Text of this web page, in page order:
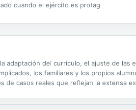
cuando el ejército es protag
adaptación del currículo, el ajuste de las
los familiares y los propios
de casos reales que reflejan la extensa